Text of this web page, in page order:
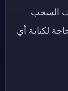
السحب
لكتابة أي